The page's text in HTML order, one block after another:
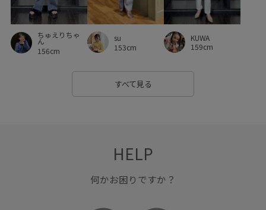
安定感 小さいポーチ 抜け感 接触冷感 春カラー
普段使い 歩きやすい 洗濯機で洗える
涼しげ 着やすい 細見え
美easyリネンライク
ちゅえりちゃ
ん
156cm
su
153cm
KUWA
159cm
すべて見る
HELP
何かお困りですか？